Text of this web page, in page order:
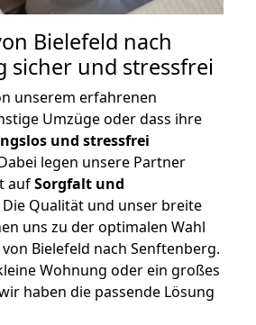
Bielefeld nach
sicher und stressfrei
unserem erfahrenen
Umzüge oder dass ihre
und stressfrei
legen unsere Partner
aufSorgfalt und
Die Qualität und unser breite
uns zu der optimalen Wahl
Bielefeld nach Senftenberg.
Wohnung oder ein großes
haben die passende Lösung